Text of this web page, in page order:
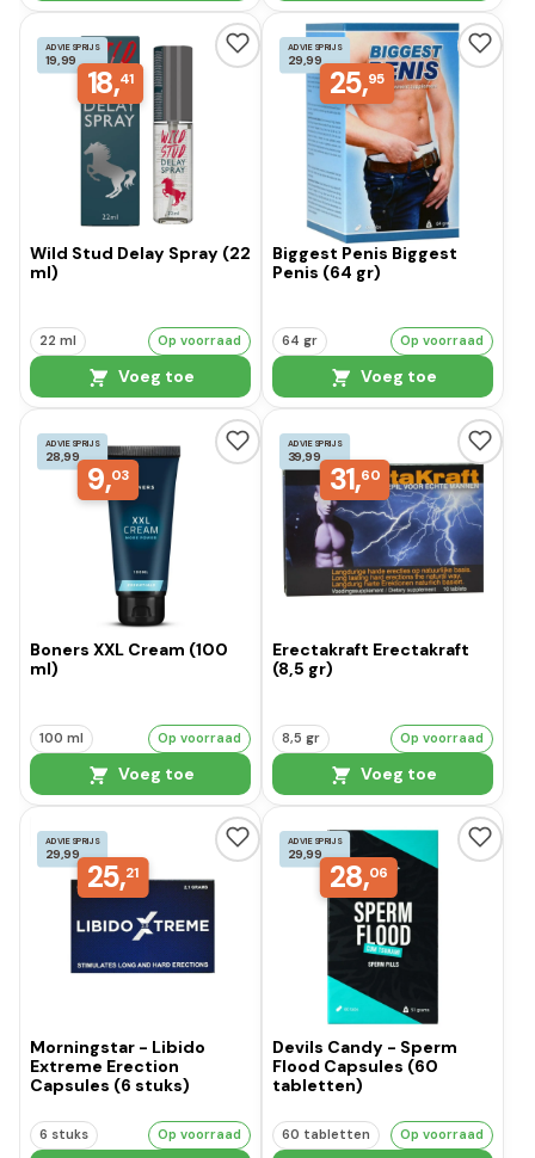
ADVIESPRIJS
19,99
18,41
Wild Stud Delay Spray (22
ml)
22 ml Op voorraad
Voeg toe
ADVIESPRIJS
29,99
25,95
Biggest Penis Biggest
Penis (64 gr)
64 gr Op voorraad
Voeg toe
ADVIESPRIJS
28,99
9,03
Boners XXL Cream (100
ml)
100 ml Op voorraad
Voeg toe
ADVIESPRIJS
39,99
31,60
Erectakraft Erectakraft
(8,5 gr)
8,5 gr Op voorraad
Voeg toe
ADVIESPRIJS
29,99
25,21
Morningstar - Libido
Extreme Erection
Capsules (6 stuks)
6 stuks Op voorraad
ADVIESPRIJS
29,99
28,06
Devils Candy - Sperm
Flood Capsules (60
tabletten)
60 tabletten Op voorraad